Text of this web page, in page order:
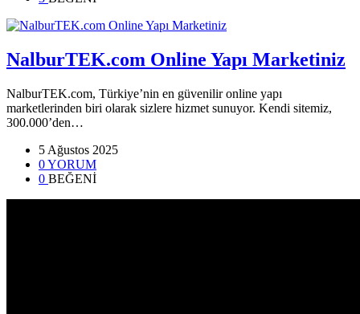
NalburTEK.com Online Yapı Marketiniz
NalburTEK.com, Türkiye’nin en güvenilir online yapı
marketlerinden biri olarak sizlere hizmet sunuyor. Kendi sitemiz,
300.000’den…
5 Ağustos 2025
0 YORUM
0 BEĞENİ